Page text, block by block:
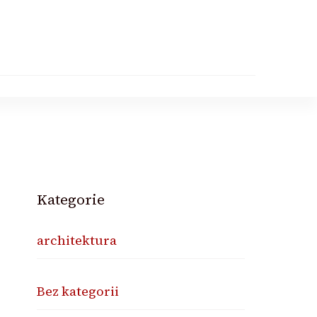
Kategorie
architektura
Bez kategorii